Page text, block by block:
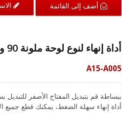
أضف إلى القائمة
أداة إنهاء لنوع لوحة ملونة 90 و180 درجة من جاك كاستان.
A15-A005
أداة إنهاء سهلة الضغط، يمكنك قطع جميع